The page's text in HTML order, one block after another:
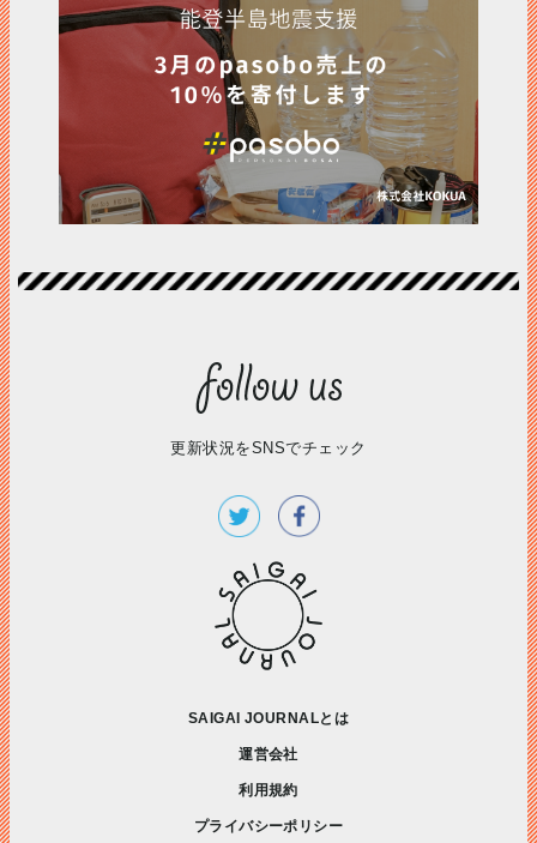
更新状況をSNSでチェック
SAIGAI JOURNALとは
運営会社
利用規約
プライバシーポリシー